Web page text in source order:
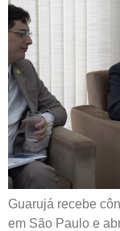
Guarujá recebe
em São Paulo e